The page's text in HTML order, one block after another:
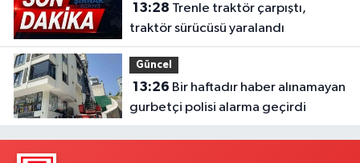
13:28
traktör sürücüsü yaralandı
Güncel
13:26
gurbetçi polisi alarma geçirdi